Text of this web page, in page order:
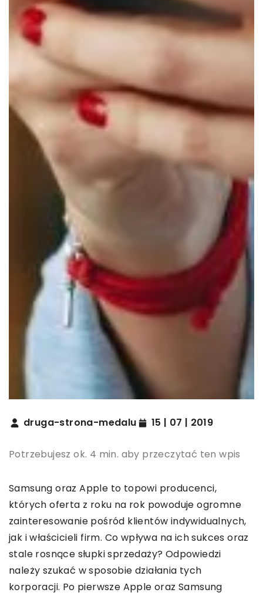
druga-strona-medalu 15 | 07 | 2019
Potrzebujesz ok. 4 min. aby przeczytać ten wpis
Samsung oraz Apple to topowi producenci,
których oferta z roku na rok powoduje ogromne
zainteresowanie pośród klientów indywidualnych,
jak i właścicieli firm. Co wpływa na ich sukces oraz
stale rosnące słupki sprzedaży? Odpowiedzi
należy szukać w sposobie działania tych
korporacji. Po pierwsze Apple oraz Samsung